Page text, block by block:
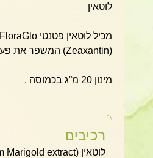
לוטאין
(Zeaxantin)‏ המשפר את פעילות הלוטאין .
מינון 20 מ”ג בכמוסה .
רכיבים
לוטאין FloraGlo® (from Marigold extract)‏ 20 מ"ג